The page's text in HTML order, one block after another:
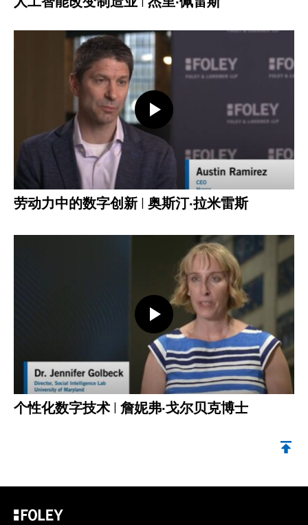
打开视频
劳动力中的数字创新 | 奥斯汀·拉米雷斯
打开视频
个性化数字技术 | 詹妮弗·戈尔贝克博士